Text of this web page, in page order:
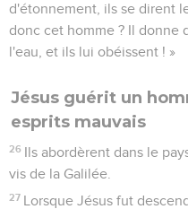
d'étonnement, ils se dirent
donc cet homme ? Il donne
l'eau, et ils lui obéissent ! »
Jésus guérit un
esprits mauvais
26 Ils abordèrent dans le
vis de la Galilée.
27 Lorsque Jésus fut